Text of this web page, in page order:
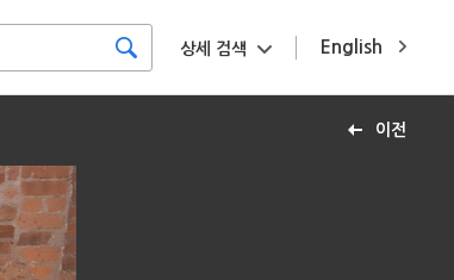
English
상세 검색
이전